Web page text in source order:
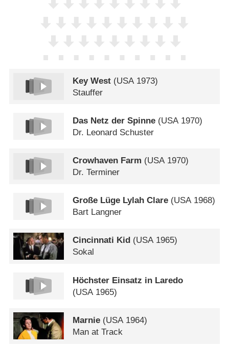
Key West (USA 1973)
Stauffer
Das Netz der Spinne (USA 1970)
Dr. Leonard Schuster
Crowhaven Farm (USA1970)
Dr. Terminer
Große Lüge Lylah Clare (USA1968)
Bart Langner
Cincinnati Kid (USA1965)
Sokal
Höchster Einsatz in Laredo
(USA 1965)
Marnie (USA 1964)
Man at Track